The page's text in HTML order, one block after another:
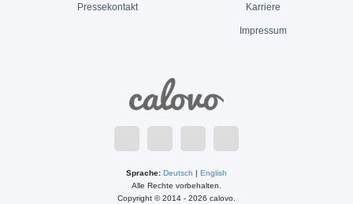
Pressekontakt Karriere
Impressum
Sprache: Deutsch | English
Alle Rechte vorbehalten.
Copyright © 2014 - 2026 calovo.